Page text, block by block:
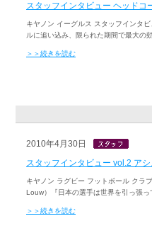
スタッフインタビュー ヘッドコ
キヤノン イーグルス スタッフインタ
ルに追い込み、限られた期間で最大の
＞＞続きを読む
2010年4月30日
スタッフインタビュー vol.2 ア
キヤノン ラグビー フットボール クラ
Louw）『日本の選手は世界を引っ張
＞＞続きを読む